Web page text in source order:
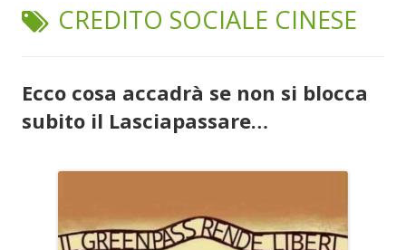
TAG:
CREDITO SOCIALE CINESE
Ecco cosa accadrà se non si blocca
subito il Lasciapassare…